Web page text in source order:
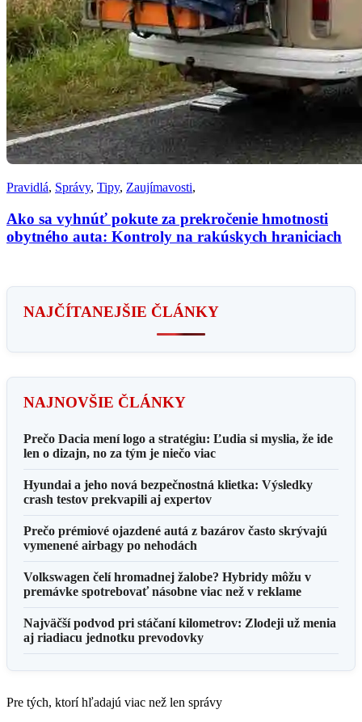
Pravidlá, Správy, Tipy, Zaujímavosti,
Ako sa vyhnúť pokute za prekročenie hmotnosti
obytného auta: Kontroly na rakúskych hraniciach
NAJČÍTANEJŠIE ČLÁNKY
NAJNOVŠIE ČLÁNKY
Prečo Dacia mení logo a stratégiu: Ľudia si myslia, že ide
len o dizajn, no za tým je niečo viac
Hyundai a jeho nová bezpečnostná klietka: Výsledky
crash testov prekvapili aj expertov
Prečo prémiové ojazdené autá z bazárov často skrývajú
vymenené airbagy po nehodách
Volkswagen čelí hromadnej žalobe? Hybridy môžu v
premávke spotrebovať násobne viac než v reklame
Najväčší podvod pri stáčaní kilometrov: Zlodeji už menia
aj riadiacu jednotku prevodovky
Pre tých, ktorí hľadajú viac než len správy